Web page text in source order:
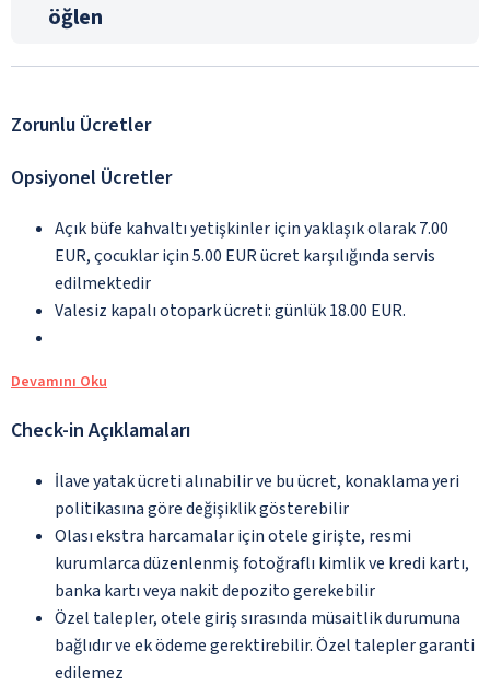
öğlen
Zorunlu Ücretler
Opsiyonel Ücretler
Açık büfe kahvaltı yetişkinler için yaklaşık olarak 7.00
EUR, çocuklar için 5.00 EUR ücret karşılığında servis
edilmektedir
Valesiz kapalı otopark ücreti: günlük 18.00 EUR.
Devamını Oku
Check-in Açıklamaları
İlave yatak ücreti alınabilir ve bu ücret, konaklama yeri
politikasına göre değişiklik gösterebilir
Olası ekstra harcamalar için otele girişte, resmi
kurumlarca düzenlenmiş fotoğraflı kimlik ve kredi kartı,
banka kartı veya nakit depozito gerekebilir
Özel talepler, otele giriş sırasında müsaitlik durumuna
bağlıdır ve ek ödeme gerektirebilir. Özel talepler garanti
edilemez